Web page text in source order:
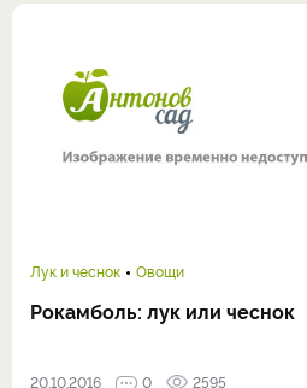
Лук и чеснок Овощи
Рокамболь: лук или чеснок
20.10.2016 0 2595